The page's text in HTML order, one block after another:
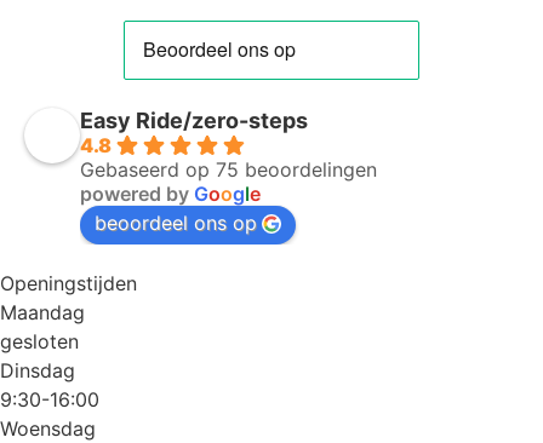
Easy Ride/zero-steps
4.8
Gebaseerd op 75 beoordelingen
powered by Google
beoordeel ons op
Openingstijden
Maandag
gesloten
Dinsdag
9:30-16:00
Woensdag